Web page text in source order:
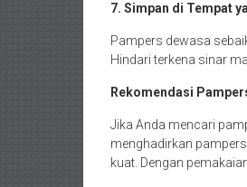
7. Simpan di Tempat
Pampers dewasa
Hindari terkena sinar
Rekomendasi
Jika Anda mencari
menghadirkan
kuat. Dengan